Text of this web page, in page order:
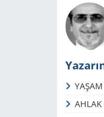
AHLAK